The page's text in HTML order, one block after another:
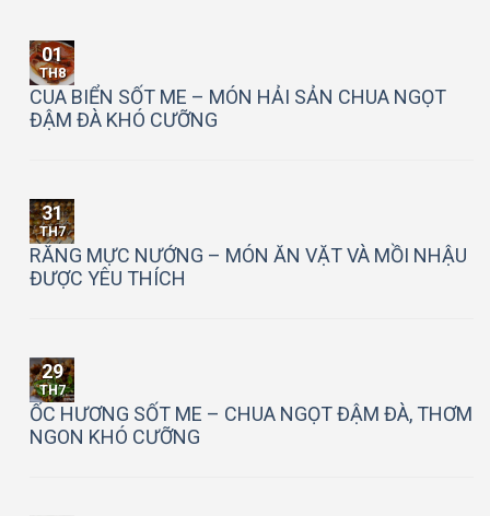
01
TH8
CUA BIỂN SỐT ME – MÓN HẢI SẢN CHUA NGỌT
ĐẬM ĐÀ KHÓ CƯỠNG
31
TH7
RĂNG MỰC NƯỚNG – MÓN ĂN VẶT VÀ MỒI NHẬU
ĐƯỢC YÊU THÍCH
29
TH7
ỐC HƯƠNG SỐT ME – CHUA NGỌT ĐẬM ĐÀ, THƠM
NGON KHÓ CƯỠNG